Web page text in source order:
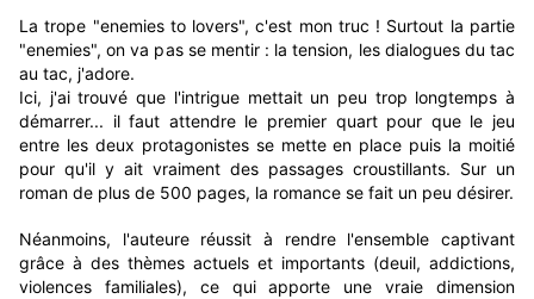
La trope "enemies to lovers", c'est mon truc ! Surtout la partie
"enemies", on va pas se mentir : la tension, les dialogues du tac
au tac, j'adore.
Ici, j'ai trouvé que l'intrigue mettait un peu trop longtemps à
démarrer... il faut attendre le premier quart pour que le jeu
entre les deux protagonistes se mette en place puis la moitié
pour qu'il y ait vraiment des passages croustillants. Sur un
roman de plus de 500 pages, la romance se fait un peu désirer.
Néanmoins, l'auteure réussit à rendre l'ensemble captivant
grâce à des thèmes actuels et importants (deuil, addictions,
violences familiales), ce qui apporte une vraie dimension